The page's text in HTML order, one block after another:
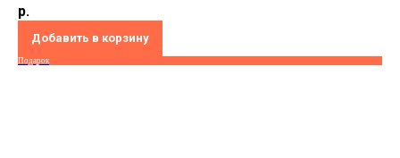
р.
Добавить в корзину
Подарок